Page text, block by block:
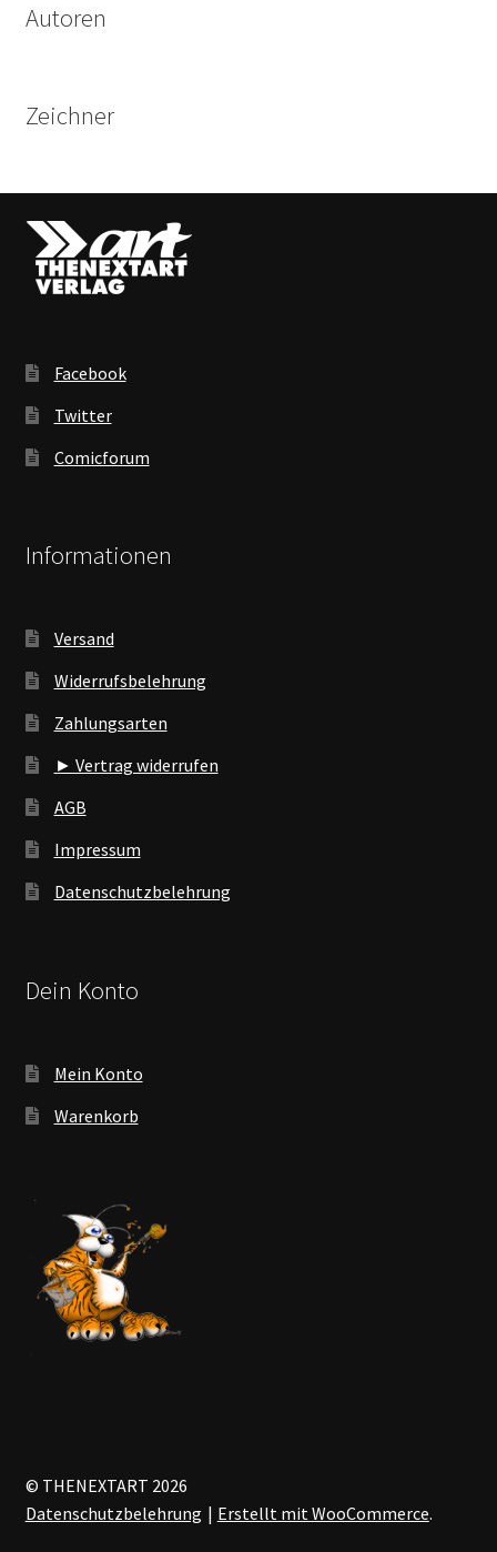
Autoren
Zeichner
Facebook
Twitter
Comicforum
Informationen
Versand
Widerrufsbelehrung
Zahlungsarten
► Vertrag widerrufen
AGB
Impressum
Datenschutzbelehrung
Dein Konto
Mein Konto
Warenkorb
© THENEXTART 2026
Datenschutzbelehrung
Erstellt mit WooCommerce.